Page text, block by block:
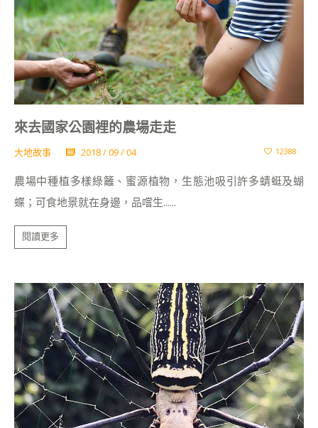
來去國家公園裡的農場走走
大地故事 2018 / 09 / 04 12388
農場中種植多樣綠籬、蜜源植物，生態池吸引許多蜻蜓及蝴
蝶；可食地景就在身邊，品嚐生......
閱讀更多